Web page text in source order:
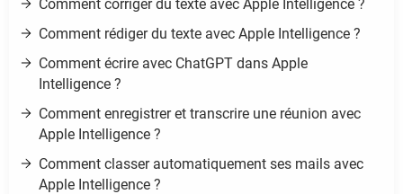
Comment corriger du texte avec Apple Intelligence ?
Comment rédiger du texte avec Apple Intelligence ?
Comment écrire avec ChatGPT dans Apple
Intelligence ?
Comment enregistrer et transcrire une réunion avec
Apple Intelligence ?
Comment classer automatiquement ses mails avec
Apple Intelligence ?